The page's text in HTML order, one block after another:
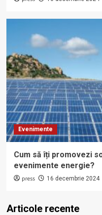
Evenimente
Cum să îți promovezi
evenimente energie?
press 16 decembrie 2024
Articole recente